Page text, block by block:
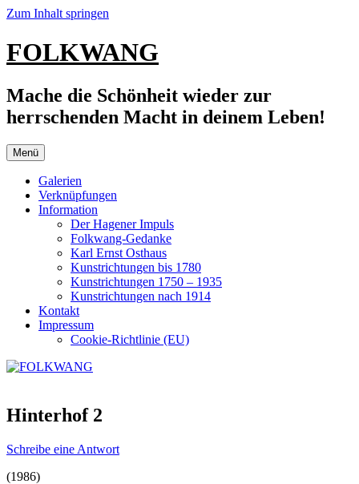
Zum Inhalt springen
FOLKWANG
Mache die Schönheit wieder zur
herrschenden Macht in deinem Leben!
Menü
Galerien
Verknüpfungen
Information
Der Hagener Impuls
Folkwang-Gedanke
Karl Ernst Osthaus
Kunstrichtungen bis 1780
Kunstrichtungen 1750 – 1935
Kunstrichtungen nach 1914
Kontakt
Impressum
Cookie-Richtlinie (EU)
Hinterhof 2
Schreibe eine Antwort
(1986)